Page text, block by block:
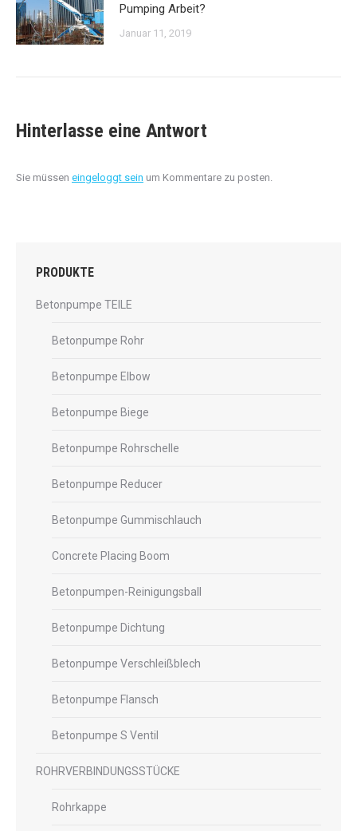
Pumping Arbeit?
Januar 11, 2019
Hinterlasse eine Antwort
Sie müssen eingeloggt sein um Kommentare zu posten.
PRODUKTE
Betonpumpe TEILE
Betonpumpe Rohr
Betonpumpe Elbow
Betonpumpe Biege
Betonpumpe Rohrschelle
Betonpumpe Reducer
Betonpumpe Gummischlauch
Concrete Placing Boom
Betonpumpen-Reinigungsball
Betonpumpe Dichtung
Betonpumpe Verschleißblech
Betonpumpe Flansch
Betonpumpe S Ventil
ROHRVERBINDUNGSSTÜCKE
Rohrkappe